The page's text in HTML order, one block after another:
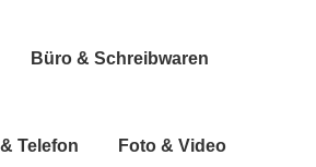
Büro & Schreibwaren
Telefon Foto & Video